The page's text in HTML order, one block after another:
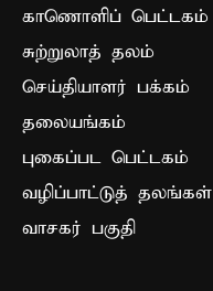
காணொளிப் பெட்டகம்
சுற்றுலாத் தலம்
செய்தியாளர் பக்கம்
தலையங்கம்
புகைப்பட பெட்டகம்
வழிப்பாட்டுத் தலங்கள்
வாசகர் பகுதி